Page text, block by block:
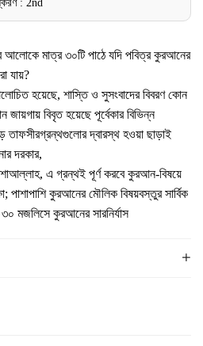
: 2nd
মাত্র ৩০টি পাঠে যদি পবিত্র কুরআনের
যায়?
হয়েছে, শাস্তি ও সুসংবাদের বিবরণ কোন
বিবৃত হয়েছে পূর্বেকার বিভিন্ন
তাফসীরগ্রন্থগুলোর দ্বারস্থ হওয়া ছাড়াই
দরকার,
এ গ্রন্থই পূর্ণ করবে কুরআন-বিষয়ে
পাশাপাশি কুরআনের মৌলিক বিষয়বস্তুর সার্বিক
মজলিসে কুরআনের সারনির্যাস